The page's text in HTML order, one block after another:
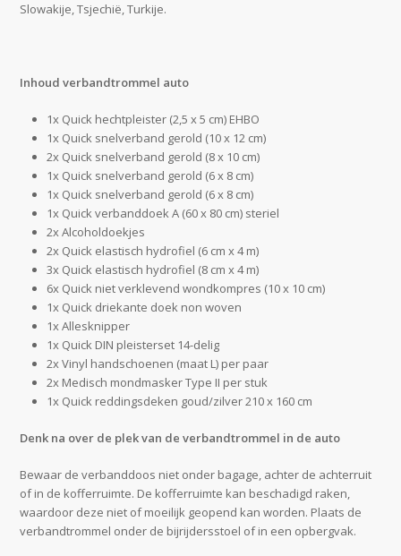
Slowakije, Tsjechië, Turkije.
Inhoud verbandtrommel auto
1x Quick hechtpleister (2,5 x 5 cm) EHBO
1x Quick snelverband gerold (10 x 12 cm)
2x Quick snelverband gerold (8 x 10 cm)
1x Quick snelverband gerold (6 x 8 cm)
1x Quick snelverband gerold (6 x 8 cm)
1x Quick verbanddoek A (60 x 80 cm) steriel
2x Alcoholdoekjes
2x Quick elastisch hydrofiel (6 cm x 4 m)
3x Quick elastisch hydrofiel (8 cm x 4 m)
6x Quick niet verklevend wondkompres (10 x 10 cm)
1x Quick driekante doek non woven
1x Allesknipper
1x Quick DIN pleisterset 14-delig
2x Vinyl handschoenen (maat L) per paar
2x Medisch mondmasker Type II per stuk
1x Quick reddingsdeken goud/zilver 210 x 160 cm
Denk na over de plek van de verbandtrommel in de auto
Bewaar de verbanddoos niet onder bagage, achter de achterruit
of in de kofferruimte. De kofferruimte kan beschadigd raken,
waardoor deze niet of moeilijk geopend kan worden. Plaats de
verbandtrommel onder de bijrijdersstoel of in een opbergvak.